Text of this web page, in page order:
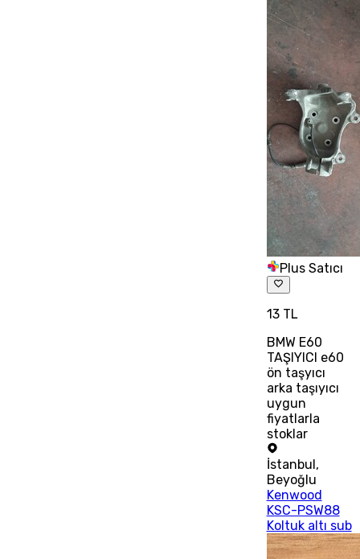
Plus Satıcı
13 TL
BMW E60
TAŞIYICI e60
ön taşyıcı
arka taşıyıcı
uygun
fiyatlarla
stoklar
İstanbul,
Beyoğlu
Kenwood
KSC-PSW88
Koltuk altı sub